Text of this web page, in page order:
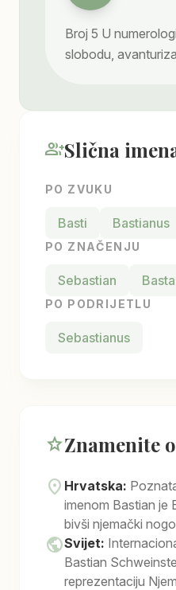
Broj 5 U
slobodu,
group_addSlična
PO ZVUKU
Basti Bastianus
PO ZNAČENJU
Sebastian Basta
PO PODRIJETLU
Sebastianus
starZnamenite
location_on Hrvatska:
imenom Bastian je
bivši njemački
publicSvijet:
Bastian
reprezentaciju